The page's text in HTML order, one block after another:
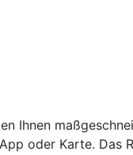
Ihnen
oder Karte.